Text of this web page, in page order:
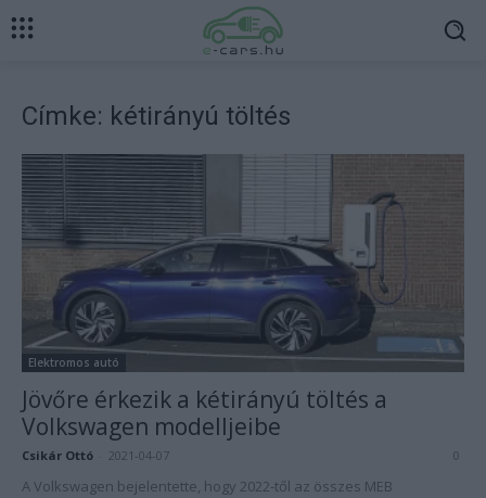
Címke: kétirányú töltés
Elektromos autó
Jövőre érkezik a kétirányú töltés a
Volkswagen modelljeibe
Csikár Ottó 2021-04-07 0
A Volkswagen bejelentette, hogy 2022-től az összes MEB